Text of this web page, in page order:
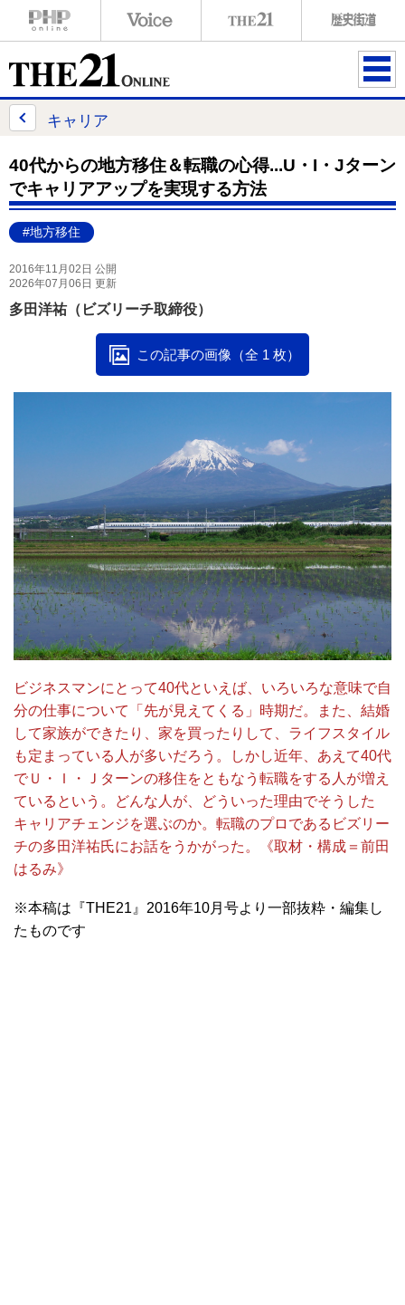
ME
キャリア
40代からの地方移住＆転職の心得...U・I・Jターン
でキャリアアップを実現する方法
#地方移住
2016年11月02日 公開
2026年07月06日 更新
多田洋祐（ビズリーチ取締役）
この記事の画像（全 1 枚）
ビジネスマンにとって40代といえば、いろいろな意味で自
分の仕事について「先が見えてくる」時期だ。また、結婚
して家族ができたり、家を買ったりして、ライフスタイル
も定まっている人が多いだろう。しかし近年、あえて40代
でＵ・Ｉ・Ｊターンの移住をともなう転職をする人が増え
ているという。どんな人が、どういった理由でそうした
キャリアチェンジを選ぶのか。転職のプロであるビズリー
チの多田洋祐氏にお話をうかがった。《取材・構成＝前田
はるみ》
※本稿は『THE21』2016年10月号より一部抜粋・編集し
たものです